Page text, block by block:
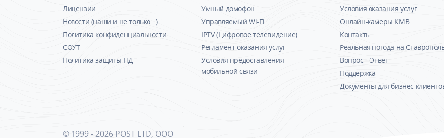
Лицензии
Новости (наши и не только...)
Политика конфиденциальности
СОУТ
Политика защиты ПД
Умный домофон
Управляемый Wi-Fi
IPTV (Цифровое телевидение)
Регламент оказания услуг
Условия предоставления
мобильной связи
Условия оказания услуг
Онлайн-камеры КМВ
Контакты
Реальная погода на
Вопрос - Ответ
Поддержка
Документы для бизнес
© 1999 -2026 POST LTD, OOO